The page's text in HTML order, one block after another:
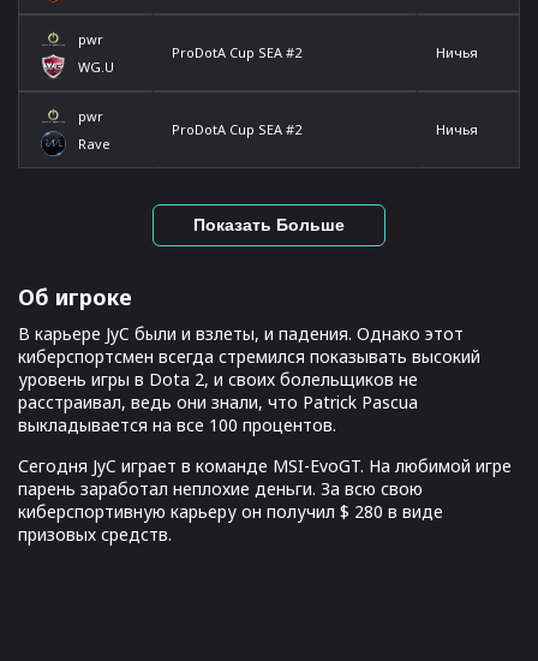
pwr
WG.U
ProDotA Cup SEA #2 Ничья
pwr
Rave
ProDotA Cup SEA #2 Ничья
Показать Больше
Об игроке
В карьере JyC были и взлеты, и падения. Однако этот
киберспортсмен всегда стремился показывать высокий
уровень игры в Dota 2, и своих болельщиков не
расстраивал, ведь они знали, что Patrick Pascua
выкладывается на все 100 процентов.
Сегодня JyC играет в команде MSI-EvoGT. На любимой игре
парень заработал неплохие деньги. За всю свою
киберспортивную карьеру он получил $ 280 в виде
призовых средств.